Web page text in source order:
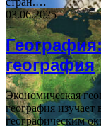
03.06.2025
география
Экономическая
география
географическим